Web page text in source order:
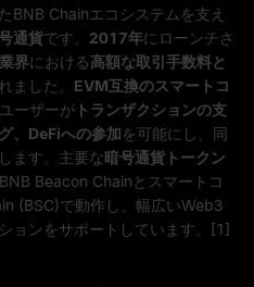
BNB Chainエコシステムを支え
通貨です。 2017年にローンチさ
界における高額な取引手数料と
ました。 EVM互換のスマートコ
ーザーが トランザクションの支
、DeFiへの参加を可能にし、同
ます。主要な暗号通貨トークン
Beacon Chainとスマートコ
(BSC)で動作し、幅広いWeb3
ョンをサポートしています。[1]